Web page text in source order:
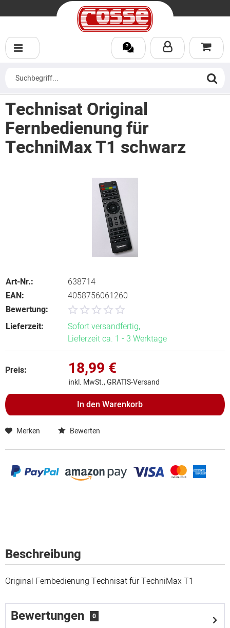
Technisat Original
Fernbedienung für
TechniMax T1 schwarz
Art-Nr.:
638714
EAN:
4058756061260
Bewertung:
Lieferzeit:
Sofort versandfertig,
Lieferzeit ca. 1 - 3 Werktage
Preis: 18,99 €
inkl. MwSt., GRATIS-Versand
In den Warenkorb
Merken Bewerten
Beschreibung
Original Fernbedienung Technisat für TechniMax T1
Bewertungen 0